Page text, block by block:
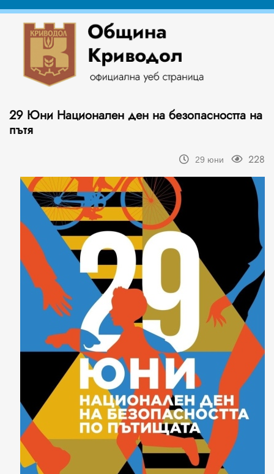
29 Юни Национален ден на безопасността на
пътя
29 юни 228